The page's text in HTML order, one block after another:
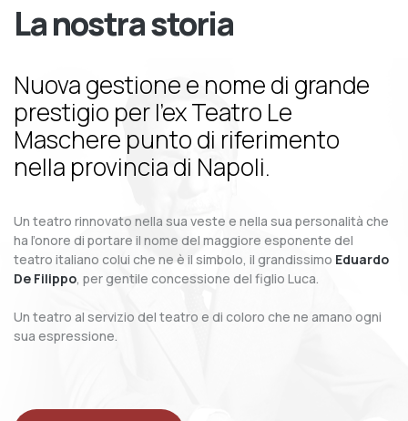
La nostra storia
Nuova gestione e nome di grande
prestigio per l’ex Teatro Le
Maschere punto di riferimento
nella provincia di Napoli.
Un teatro rinnovato nella sua veste e nella sua personalità che
ha l’onore di portare il nome del maggiore esponente del
teatro italiano colui che ne è il simbolo, il grandissimo Eduardo
De Filippo, per gentile concessione del figlio Luca.
Un teatro al servizio del teatro e di coloro che ne amano ogni
sua espressione.